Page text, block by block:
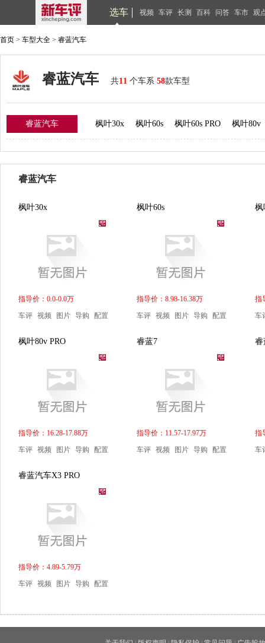
选车 视频 车评 长测 百科 问答 车市 观
首页 > 车型大全 > 睿蓝汽车
睿蓝汽车 共11 个车系 58款车型
睿蓝汽车 枫叶30x 枫叶60s 枫叶60s PRO 枫叶80v
睿蓝汽车
枫叶30x
指导价：0.0-0.0万
车评 视频 图片 导购 配置
枫叶60s
指导价：8.98-16.38万
车评 视频 图片 导购 配置
枫
指
车
枫叶80v PRO
指导价：16.28-17.88万
车评 视频 图片 导购 配置
睿蓝7
指导价：11.57-17.97万
车评 视频 图片 导购 配置
睿
指
车
睿蓝汽车X3 PRO
指导价：4.89-5.79万
车评 视频 图片 导购 配置